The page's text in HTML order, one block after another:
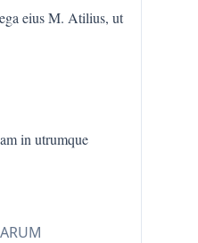
eius M. Atilius, ut
in utrumque